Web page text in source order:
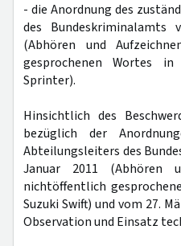
- die Anordnung des
des Bundeskriminalamts
(Abhören und
gesprochenen Wortes
Sprinter).
Hinsichtlich des
bezüglich der
Abteilungsleiters des
Januar 2011 (Abhören
nichtöffentlich
Suzuki Swift) und vom 27.
Observation und Einsatz